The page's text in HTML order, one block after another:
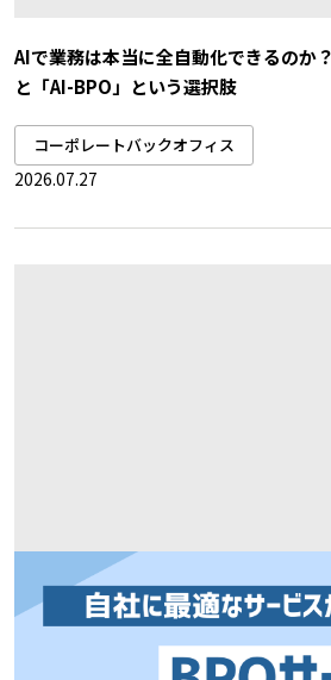
AIで業務は本当に全自動化できるのか
と「AI-BPO」という選択肢
コーポレートバックオフィス
2026.07.27